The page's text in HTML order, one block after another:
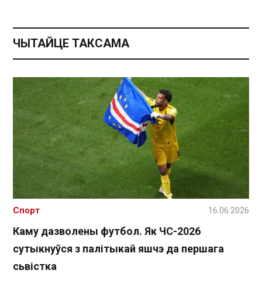
ЧЫТАЙЦЕ ТАКСАМА
Каму дазволены футбол. Як ЧС-2026
сутыкнуўся з палітыкай яшчэ да першага
сьвістка
Спорт 16.06.2026